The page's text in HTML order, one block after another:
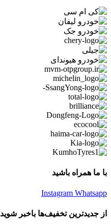
با ما همراه باشید
Instagram Whatsapp
از جدیدترین تخفیف‌ها باخبر شوید